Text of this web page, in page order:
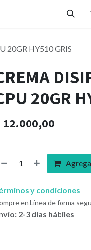
20GR HY510 GRIS
20GR
12.000,00
y condiciones
en Línea de forma
2-3 días hábiles